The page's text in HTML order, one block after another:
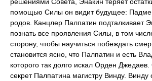
помощью Силы он видит будущее: Падме
родов. Канцлер Палпатин подталкивает
познать все проявления Силы, в том
сторону, чтобы научиться побеждать
становится ясно, что Палпатин и есть
которого так долго искал Орден
секрет Палпатина магистру Винду. Винду